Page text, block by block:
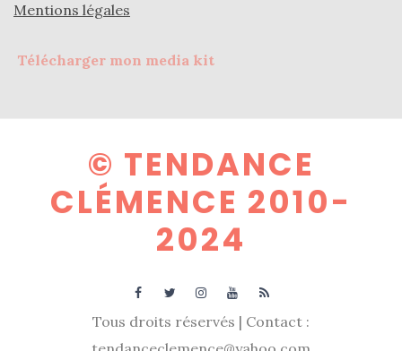
Mentions légales
Télécharger mon media kit
© TENDANCE
CLÉMENCE 2010-
2024
Tous droits réservés | Contact :